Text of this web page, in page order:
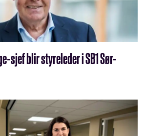
sjef blir styreleder i SB1 Sør-